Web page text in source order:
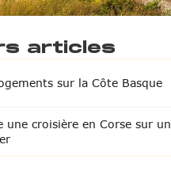
articles
sur la Côte Basque
une croisière en Corse sur un